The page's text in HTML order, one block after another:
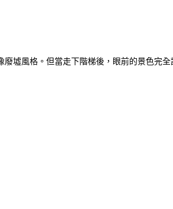
墟風格。但當走下階梯後，眼前的景色完全